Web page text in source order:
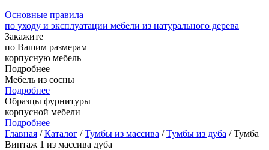
Основные правила
по уходу и эксплуатации мебели из натурального дерева
Закажите
по Вашим размерам
корпусную мебель
Подробнее
Мебель из сосны
Подробнее
Образцы фурнитуры
корпусной мебели
Подробнее
Главная /Каталог /Тумбы из массива /Тумбы из дуба / Тумба
Винтаж 1 из массива дуба